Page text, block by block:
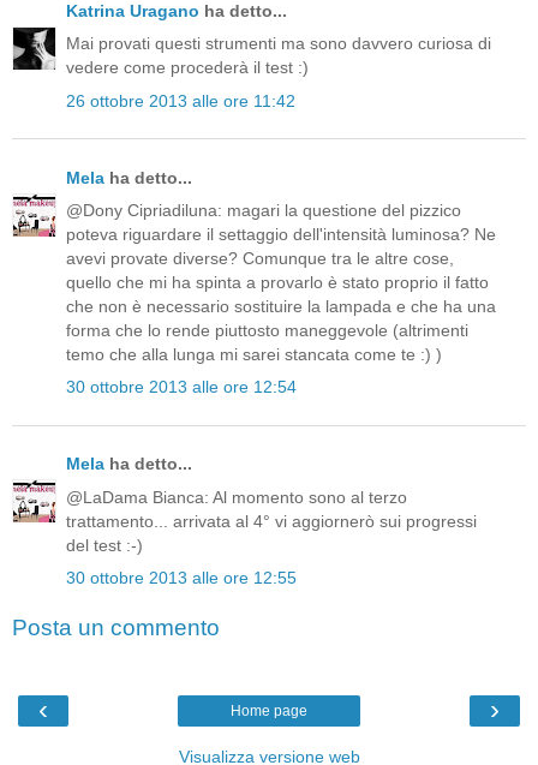
Katrina Uragano ha detto...
Mai provati questi strumenti ma sono davvero curiosa di
vedere come procederà il test :)
26 ottobre 2013 alle ore 11:42
Mela ha detto...
@Dony Cipriadiluna: magari la questione del pizzico
poteva riguardare il settaggio dell'intensità luminosa? Ne
avevi provate diverse? Comunque tra le altre cose,
quello che mi ha spinta a provarlo è stato proprio il fatto
che non è necessario sostituire la lampada e che ha una
forma che lo rende piuttosto maneggevole (altrimenti
temo che alla lunga mi sarei stancata come te :) )
30 ottobre 2013 alle ore 12:54
Mela ha detto...
@LaDama Bianca: Al momento sono al terzo
trattamento... arrivata al 4° vi aggiornerò sui progressi
del test :-)
30 ottobre 2013 alle ore 12:55
Posta un commento
‹ ›
Home page
Visualizza versione web